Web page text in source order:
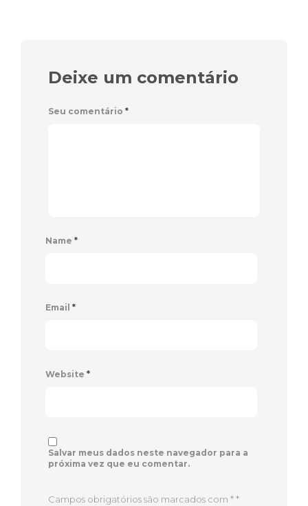
Deixe um comentário
Seu comentário *
Name *
Email *
Website *
Salvar meus dados neste navegador para a
próxima vez que eu comentar.
Campos obrigatórios são marcados com **